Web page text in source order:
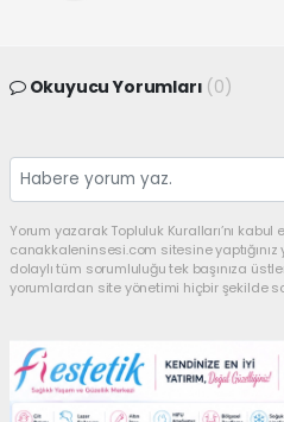
Okuyucu Yorumları (0)
Yorum yazarak Topluluk Kuralları’nı kabul
canakkaleninsesi.com sitesine
dolaylı tüm sorumluluğu tek başınıza
yorumlardan site yönetimi hiçbir şekilde